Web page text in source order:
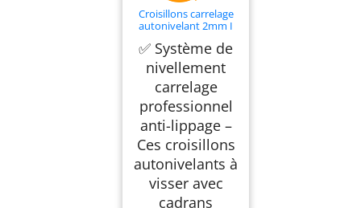
Croisillons carrelage
autonivelant 2mm I
Comptatible 20mm
✅ Système de
nivellement
carrelage
professionnel
anti-lippage –
Ces croisillons
autonivelants à
visser avec
cadrans